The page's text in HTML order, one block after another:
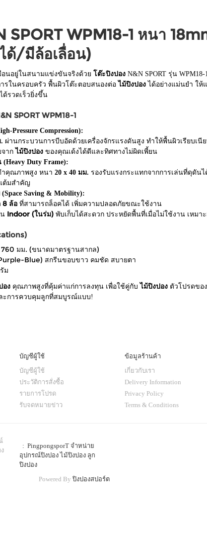
SPORT WPM18-1 หนา
ด้/มีล้อเลื่อน)
อนอยู่ในสนามแข่งขันจริงด้วย โต๊ะปิงปองN&N SPORT รุ่น
รในครอบครัว พื้นผิวโต๊ะตอบสนองต่อ ไม้ปิงปองได้อย่างแม่นยำ ให้แ
รวดเร็วยิ่งขึ้น
SPORT WPM18-1
Pressure Compression):
ผ่านกระบวนการบีบอัดด้วยเครื่องจักรแรงดันสูง ทำให้พื้นผิวเรียบเ
าก ไม้ปิงปองของคุณเด้งได้ดีและทิศทางไม่ผิดเพี้ยน
Duty Frame):
ำคุณภาพสูง หนา 20 x 40 มม. รองรับแรงกระแทกจากการเล่นที่ดุดันไ
ต้มสำคัญ
Saving & Mobility):
8 ล้อที่สามารถล็อคได้ เพิ่มความปลอดภัยขณะใช้งาน
Indoor (ในร่ม)พับเก็บได้สะดวก ประหยัดพื้นที่เมื่อไม่ใช้งาน เหมา
มม. (ขนาดมาตรฐานสากล)
Blue) สกรีนขอบขาว คมชัด สบายตา
ม
องคุณภาพสูงที่คุ้มค่าแก่การลงทุน เพื่อใช้คู่กับ ไม้ปิงปองตัวโปรดของ
ะการควบคุมลูกที่สมบูรณ์แบบ!
บัญชีผู้ใช้
บัญชีผู้ใช้
ประวัติการสั่งซื้อ
รายการโปรด
รับจดหมายข่าว
ข้อมูลร้านค้า
เกี่ยวกับเรา
Delivery Information
Privacy Policy
Terms & Conditions
: PingpongsporT จำหน่าย
อุปกรณ์ปิงปอง ไม้ปิงปอง ลูก
ปิงปอง
Powered By ปิงปองสปอร์ต